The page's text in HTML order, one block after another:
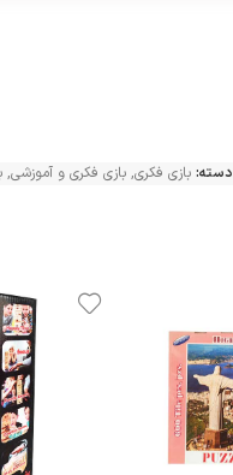
دسته: بازی فکری, بازی فکری و آموزشی,